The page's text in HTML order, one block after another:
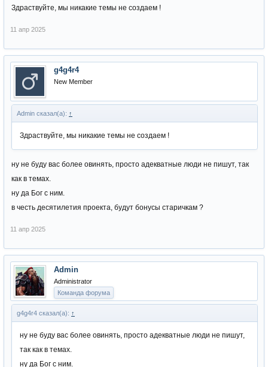
фейковые темы о наборе я давно не видел.
Здраствуйте, мы никакие темы не создаем !
11 апр 2025
g4g4r4
New Member
Admin сказал(а): ↑
Здраствуйте, мы никакие темы не создаем !
ну не буду вас более овинять, просто адекватные люди не пишут, так
как в темах.
ну да Бог с ним.
в честь десятилетия проекта, будут бонусы старичкам ?
11 апр 2025
Admin
Administrator
Команда форума
g4g4r4 сказал(а): ↑
ну не буду вас более овинять, просто адекватные люди не пишут,
так как в темах.
ну да Бог с ним.